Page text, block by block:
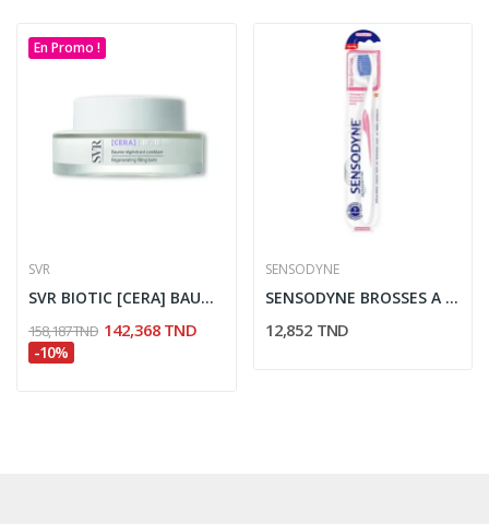
En Promo !
SVR
SVR BIOTIC [CERA] BAUME REGENERANT COMBLANT 50ML
158,187 TND 142,368 TND
-10%
SENSODYNE
SENSODYNE BROSSES A DENTS REPARE ET PROTEGE...
12,852 TND